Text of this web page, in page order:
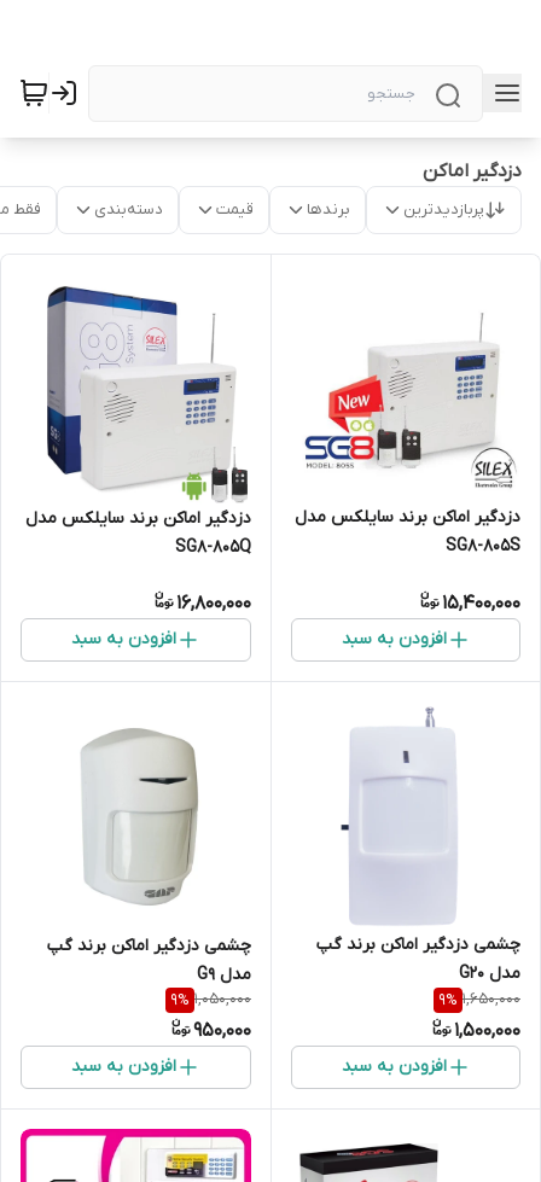
دزدگیر اماکن
پربازدیدترین برندها قیمت دسته‌بندی فقط
دزدگیر اماکن برند سایلکس مدل
SG8-805S
15,400,000
افزودن به سبد
دزدگیر اماکن برند سایلکس مدل
SG8-805Q
16,800,000
افزودن به سبد
چشمی دزدگیر اماکن برند گپ
مدل G20
1,650,000
9%
1,500,000
افزودن به سبد
چشمی دزدگیر اماکن برند گپ
مدل G9
1,050,000
9%
950,000
افزودن به سبد